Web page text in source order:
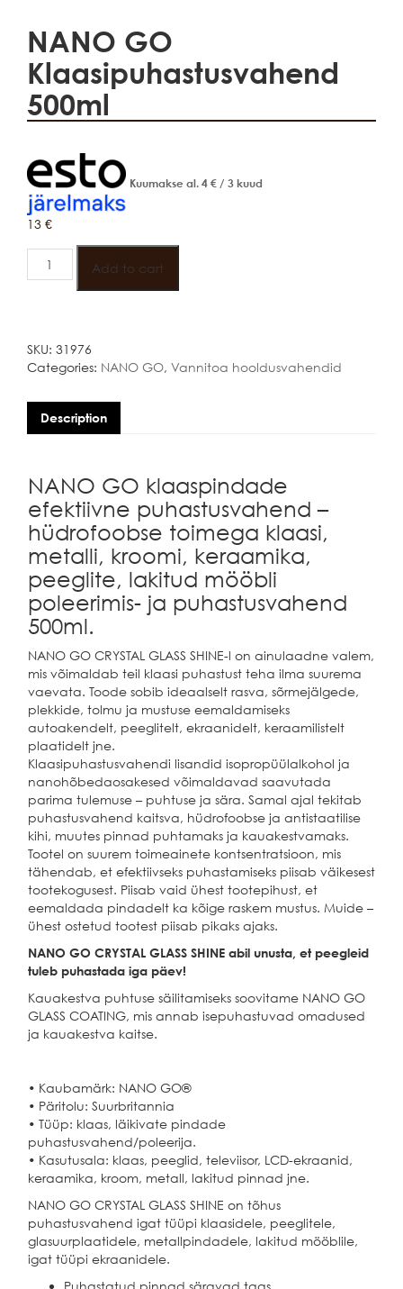
NANO GO
Klaasipuhastusvahend
500ml
Kuumakse al. 4 € / 3 kuud
13 €
NANO
Klaasipuhastusvahend
Add to cart
SKU: 31976
Categories: NANO GO, Vannitoa hooldusvahendid
Description
NANO GO klaaspindade
efektiivne puhastusvahend –
hüdrofoobse toimega klaasi,
metalli, kroomi, keraamika,
peeglite, lakitud mööbli
poleerimis- ja puhastusvahend
500ml.
NANO GO CRYSTAL GLASS SHINE-l on ainulaadne valem,
mis võimaldab teil klaasi puhastust teha ilma suurema
vaevata. Toode sobib ideaalselt rasva, sõrmejälgede,
plekkide, tolmu ja mustuse eemaldamiseks
autoakendelt, peeglitelt, ekraanidelt, keraamilistelt
plaatidelt jne.
Klaasipuhastusvahendi lisandid isopropüülalkohol ja
nanohõbedaosakesed võimaldavad saavutada
parima tulemuse – puhtuse ja sära. Samal ajal tekitab
puhastusvahend kaitsva, hüdrofoobse ja antistaatilise
kihi, muutes pinnad puhtamaks ja kauakestvamaks.
Tootel on suurem toimeainete kontsentratsioon, mis
tähendab, et efektiivseks puhastamiseks piisab väikesest
tootekogusest. Piisab vaid ühest tootepihust, et
eemaldada pindadelt ka kõige raskem mustus. Muide –
ühest ostetud tootest piisab pikaks ajaks.
NANO GO CRYSTAL GLASS SHINE abil unusta, et peegleid
tuleb puhastada iga päev!
Kauakestva puhtuse säilitamiseks soovitame NANO GO
GLASS COATING, mis annab isepuhastuvad omadused
ja kauakestva kaitse.
• Kaubamärk: NANO GO®
• Päritolu: Suurbritannia
• Tüüp: klaas, läikivate pindade
puhastusvahend/poleerija.
• Kasutusala: klaas, peeglid, televiisor, LCD-ekraanid,
keraamika, kroom, metall, lakitud pinnad jne.
NANO GO CRYSTAL GLASS SHINE on tõhus
puhastusvahend igat tüüpi klaasidele, peeglitele,
glasuurplaatidele, metallpindadele, lakitud mööblile,
igat tüüpi ekraanidele.
Puhastatud pinnad säravad taas